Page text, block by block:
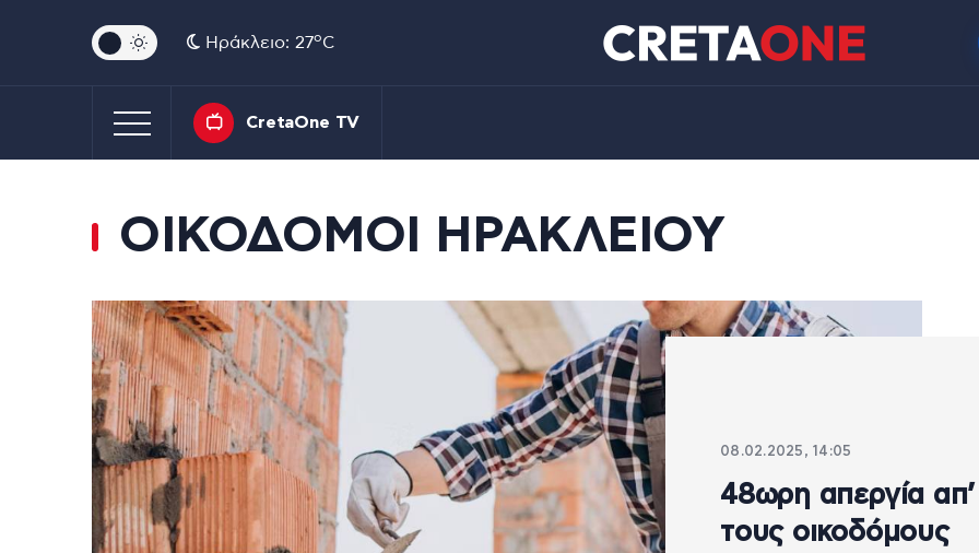
Ηράκλειο: 27oC
CretaOne TV
ΟΙΚΟΔΟΜΟΙ ΗΡΑΚΛΕΙΟΥ
08.02.2025, 14:05
48ωρη απεργία απ’
τους οικοδόμους